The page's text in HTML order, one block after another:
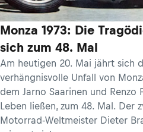
Monza 1973: Die
sich zum 48. Mal
Am heutigen 20. Mai jährt sich
verhängnisvolle Unfall von
dem Jarno Saarinen und Renzo
Leben ließen, zum 48. Mal. Der
Motorrad-Weltmeister Dieter